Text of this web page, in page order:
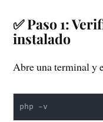
✅ Paso 1:
instalado
Abre una terminal y
php -v